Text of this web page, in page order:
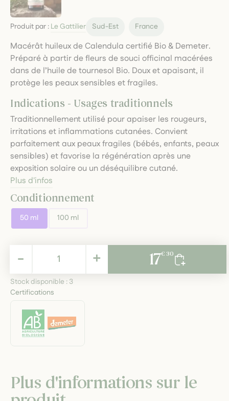
Produit par : Le Gattilier Sud-Est France
Macérât huileux de Calendula certifié Bio & Demeter.
Préparé à partir de fleurs de souci officinal macérées
dans de l’huile de tournesol Bio. Doux et apaisant, il
protège les peaux sensibles et fragiles.
Indications - Usages traditionnels
Traditionnellement utilisé pour apaiser les rougeurs,
irritations et inflammations cutanées. Convient
parfaitement aux peaux fragiles (bébés, enfants, peaux
sensibles) et favorise la régénération après une
exposition solaire ou un déséquilibre cutané.
Plus d'infos
Conditionnement
50 ml 100 ml
17,30 € +
- 17€ 30
Stock disponible : 3
Certifications
Plus d'informations sur le